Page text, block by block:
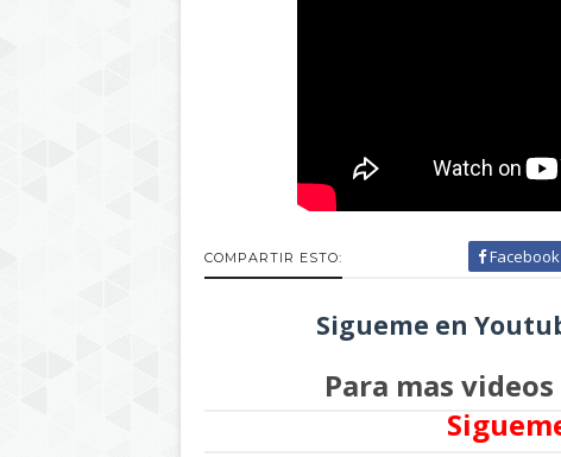
COMPARTIR ESTO: Facebook
Sigueme en
Para mas